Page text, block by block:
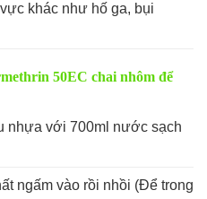
khác như hố ga, bụi
50EC chai nhôm để
nhựa với 700ml nước sạch
ngấm vào rồi nhồi (Để trong